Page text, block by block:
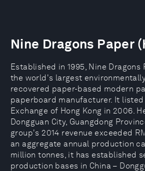
Nine Dragons Paper
Established in 1995, Nine Dragons
the world's largest
recovered paper-based modern
paperboard manufacturer. It
Exchange of Hong Kong in 2006.
Dongguan City, Guangdong
group's 2014 revenue exceeded
an aggregate annual production
million tonnes, it has established
production bases in China –